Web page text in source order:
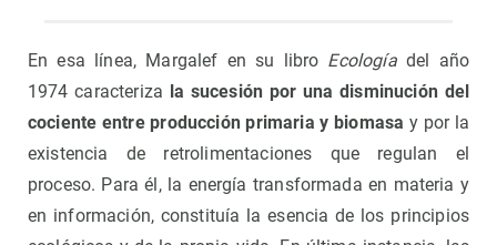
En esa línea, Margalef en su libro Ecologíadel año
1974 caracteriza la sucesión por una disminución del
cociente entre producción primaria y biomasa y por la
existencia de retrolimentaciones que regulan el
proceso. Para él, la energía transformada en materia y
en información, constituía la esencia de los principios